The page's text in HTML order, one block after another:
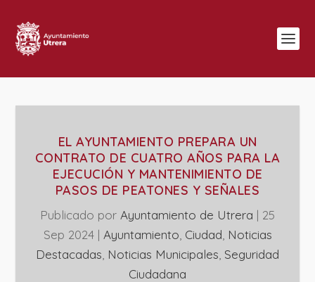
EL AYUNTAMIENTO PREPARA UN
CONTRATO DE CUATRO AÑOS PARA LA
EJECUCIÓN Y MANTENIMIENTO DE
PASOS DE PEATONES Y SEÑALES
Publicado por Ayuntamiento de Utrera | 25
Sep 2024| Ayuntamiento Ciudad Noticias
Destacadas ‎Noticias Municipales Seguridad
Ciudadana